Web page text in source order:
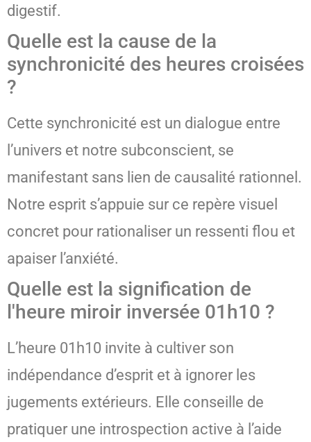
digestif.
Quelle est la cause de la
synchronicité des heures croisées
?
Cette synchronicité est un dialogue entre
l’univers et notre subconscient, se
manifestant sans lien de causalité rationnel.
Notre esprit s’appuie sur ce repère visuel
concret pour rationaliser un ressenti flou et
apaiser l’anxiété.
Quelle est la signification de
l'heure miroir inversée 01h10 ?
L’heure 01h10 invite à cultiver son
indépendance d’esprit et à ignorer les
jugements extérieurs. Elle conseille de
pratiquer une introspection active à l’aide